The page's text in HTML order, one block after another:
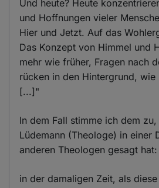
Und heute? Heute
und Hoffnungen vieler
Hier und Jetzt. Auf das
Das Konzept von Himmel und
mehr wie früher, Fragen nach
rücken in den Hintergrund, wie
[...]"
In dem Fall stimme ich dem
Lüdemann (Theologe) in einer
anderen Theologen gesagt hat:
in der damaligen Zeit, als